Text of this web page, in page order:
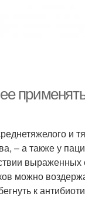
и
– а также у
выраженных
можно
к